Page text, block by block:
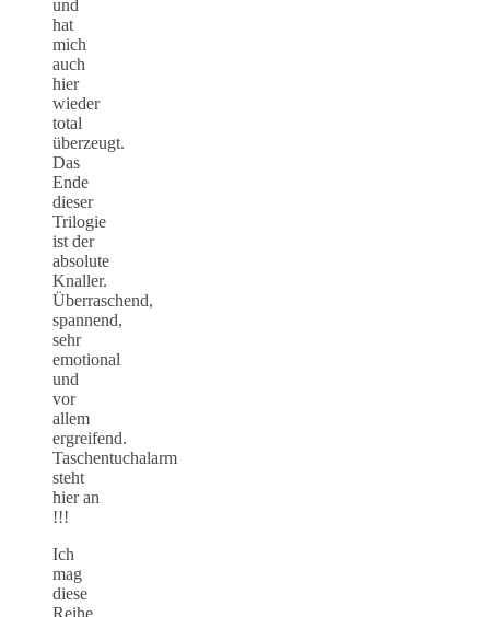
und
hat
mich
auch
hier
wieder
total
überzeugt.
Das
Ende
dieser
Trilogie
ist der
absolute
Knaller.
Überraschend,
spannend,
sehr
emotional
und
vor
allem
ergreifend.
Taschentuchalarm
steht
hier an
!!!
Ich
mag
diese